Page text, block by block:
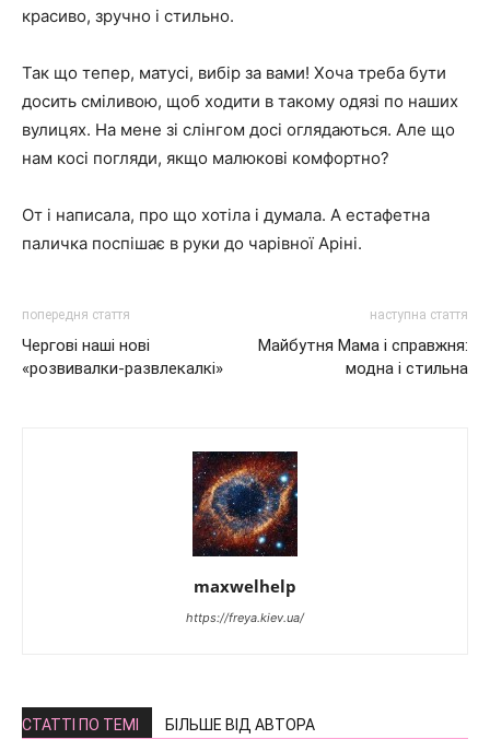
красиво, зручно і стильно.
Так що тепер, матусі, вибір за вами! Хоча треба бути
досить сміливою, щоб ходити в такому одязі по наших
вулицях. На мене зі слінгом досі оглядаються. Але що
нам косі погляди, якщо малюкові комфортно?
От і написала, про що хотіла і думала. А естафетна
паличка поспішає в руки до чарівної Аріні.
попередня стаття
Чергові наші нові
«розвивалки-развлекалкі»
наступна стаття
Майбутня Мама і справжня:
модна і стильна
maxwelhelp
https://freya.kiev.ua/
СТАТТІ ПО ТЕМІ БІЛЬШЕ ВІД АВТОРА